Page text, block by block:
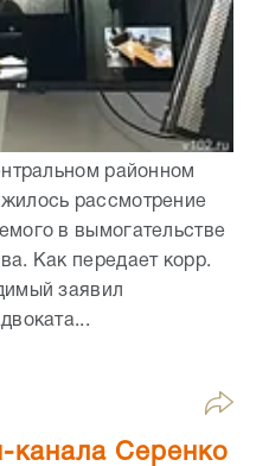
районном
рассмотрение
в вымогательстве
Как передает корр.
заявил
канала Серенко